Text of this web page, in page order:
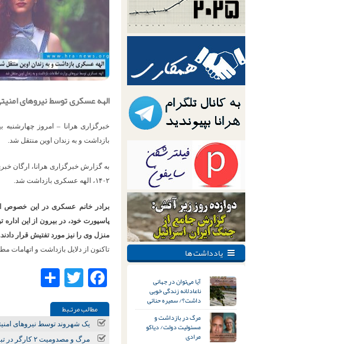
الهه عسکری توسط نیروهای
خبرگزاری هرانا – امروز
بازداشت و به زندان اوین منتقل شد.
به گزارش خبرگزاری هرانا، ارگان
۱۴۰۲، الهه عسکری بازداشت شد.
برادر خانم عسکری در این خصوص
پاسپورت خود، در بیرون از این
منزل وی را نیز مورد تفتیش قرار
تاکنون از دلایل بازداشت و
Facebook
Twitter
مطالب مرتـبط
یک شهروند توسط نیروهای
مرگ و مصدومیت ۲ کارگر در تبریز و تهران/ افزایش مصدومان حادثه شهرک صنعتی شمس‌آباد به ۲۶ تن
یادداشت ها
آیا می‌توان در جهانی
ناعادلانه زندگی خوبی
داشت؟/ سمیره حنائی
مرگ در بازداشت و
مسئولیت دولت/ دیاکو
مرادی